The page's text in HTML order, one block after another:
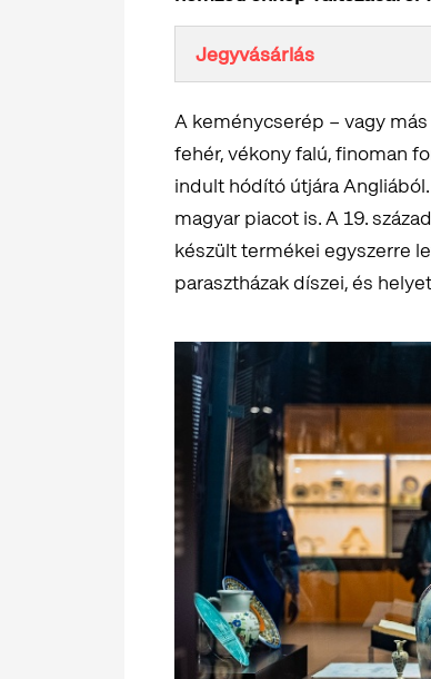
Jegyvásárlás
A keménycserép – vagy
fehér, vékony falú, finoman
indult hódító útjára
magyar piacot is. A 19.
készült termékei egyszerre
parasztházak díszei, és